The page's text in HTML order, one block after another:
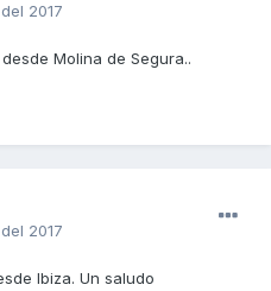
2017
Molina de Segura..
2017
Ibiza. Un saludo